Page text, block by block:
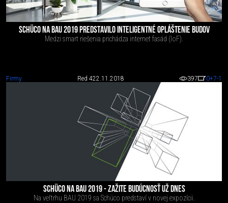
SCHÜCO NA BAU 2019 PREDSTAVILO INTELIGENTNÉ OPLÁŠTENIE BUDOV
Medzi smart riešenia prichádza internet fasád (IoF).
Firmy Red 422.11.2018 397 0+7-1
SCHÜCO NA BAU 2019 - ZAŽITE BUDÚCNOSŤ UŽ DNES
Na veľtrhu BAU 2019 sa Schüco predstaví v novej expozícii.